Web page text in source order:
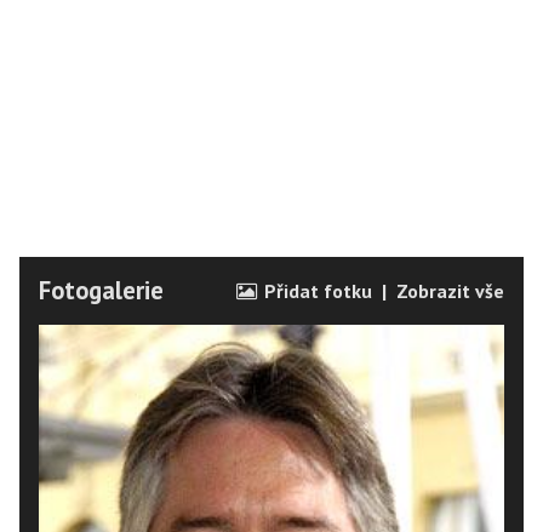
Fotogalerie Přidat fotku | Zobrazit vše